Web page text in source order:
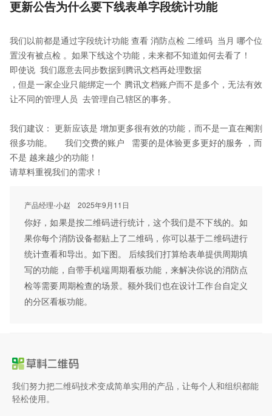
更新公告为什么要下线表单字段统计功能
我们以前都是通过字段统计功能 查看 消防点检 二维码 当月 哪个位
置没有被点检 。如果下线这个功能，未来都不知道如何去看了！
即使说 我们愿意去同步数据到腾讯文档再处理数据
，但是一家企业只能绑定一个 腾讯文档账户而不是多个，无法有效
让不同的管理人员 去管理自己辖区的事务。
我们建议： 更新应该是 增加更多很有效的功能，而不是一直在阉割
很多功能。 我们交费的账户 需要的是体验更多更好的服务 ，而
不是 越来越少的功能！
请草料重视我们的需求！
产品经理-小赵 2025年9月11日
你好，如果是按二维码进行统计，这个我们是不下线的。如
果你每个消防设备都贴上了二维码，你可以基于二维码进行
统计查看和导出。如下图。 后续我们打算给表单提供周期填
写的功能，自带手机端周期看板功能，来解决你说的消防点
检等需要周期检查的场景。额外我们也在设计工作台自定义
的分区看板功能。
我们努力把二维码技术变成简单实用的产品，让每个人和组织都能
轻松使用。